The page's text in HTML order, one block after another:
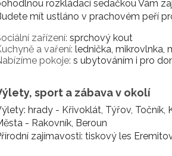
rozkládací sedačkou Vám
mít ustláno v prachovém peří
zařízení: sprchový kout
a vaření: lednička, mikrovlnka,
pokoje: s ubytováním i pro
sport a zábava v okolí
hrady - Křivoklát, Týřov, Točník,
- Rakovník, Beroun
zajímavosti: tiskový les